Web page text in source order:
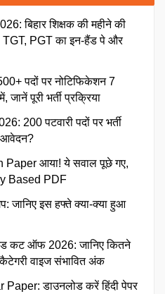
बिहार शिक्षक की महीने की
TGT, PGT का इन-हैंड पे और
पदों पर नोटिफिकेशन 7
पूरी भर्ती प्रक्रिया
200 पटवारी पदों पर भर्ती
Paper आया! ये सवाल पूछे गए,
Based PDF
जानिए इस हफ्ते क्या-क्या हुआ
कट ऑफ 2026: जानिए कितने
वाइज संभावित अंक
डाउनलोड करें हिंदी पेपर